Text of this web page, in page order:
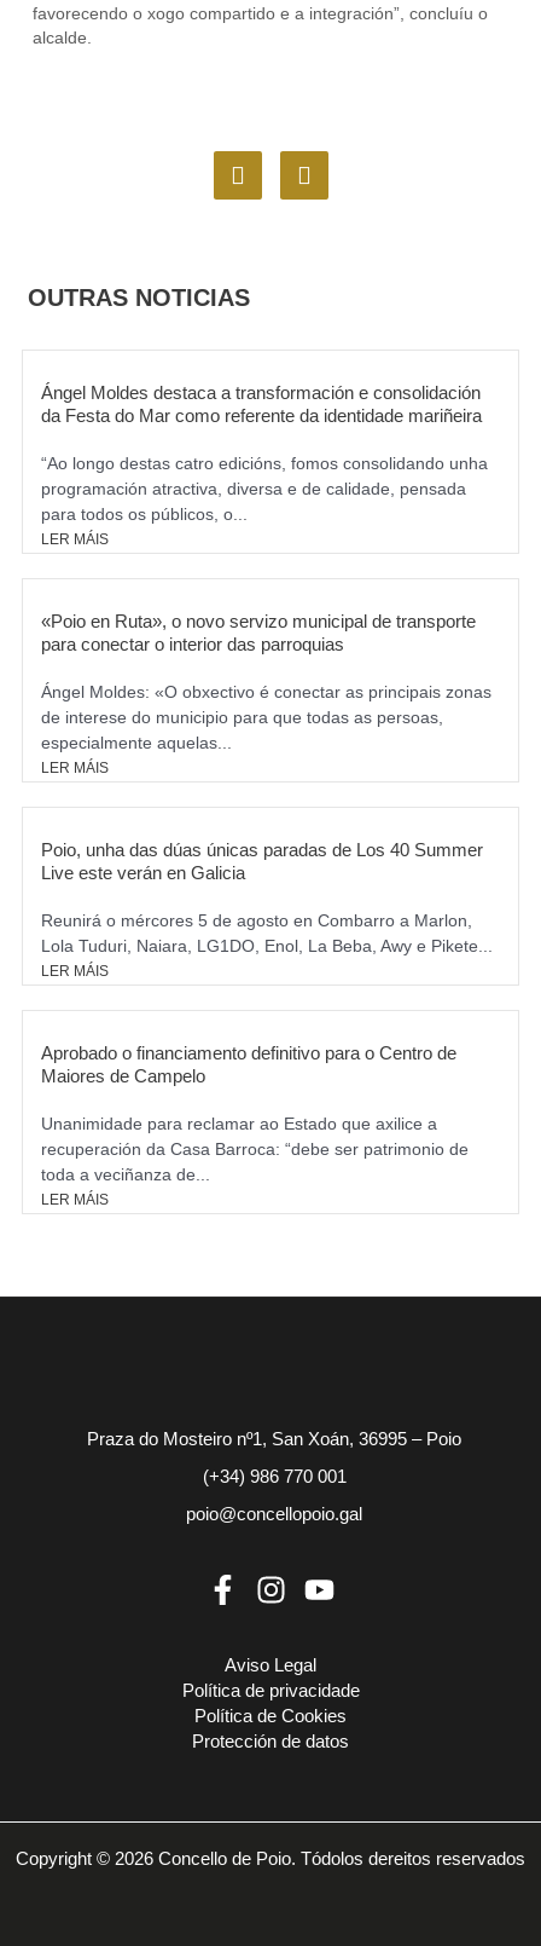
favorecendo o xogo compartido e a integración”, concluíu o
alcalde.
F
a
o
o
I
n
m
OUTRAS NOTICIAS
Ángel Moldes destaca a transformación e consolidación
da Festa do Mar como referente da identidade mariñeira
“Ao longo destas catro edicións, fomos consolidando unha
programación atractiva, diversa e de calidade, pensada
para todos os públicos, o...
LER MÁIS
«Poio en Ruta», o novo servizo municipal de transporte
para conectar o interior das parroquias
Ángel Moldes: «O obxectivo é conectar as principais zonas
de interese do municipio para que todas as persoas,
especialmente aquelas...
LER MÁIS
Poio, unha das dúas únicas paradas de Los 40 Summer
Live este verán en Galicia
Reunirá o mércores 5 de agosto en Combarro a Marlon,
Lola Tuduri, Naiara, LG1DO, Enol, La Beba, Awy e Pikete...
LER MÁIS
Aprobado o financiamento definitivo para o Centro de
Maiores de Campelo
Unanimidade para reclamar ao Estado que axilice a
recuperación da Casa Barroca: “debe ser patrimonio de
toda a veciñanza de...
LER MÁIS
Praza do Mosteiro nº1, San Xoán, 36995 – Poio
(+34) 986 770 001
poio@concellopoio.gal
Aviso Legal
Política de privacidade
Política de Cookies
Protección de datos
Copyright © 2026 Concello de Poio. Tódolos dereitos reservados